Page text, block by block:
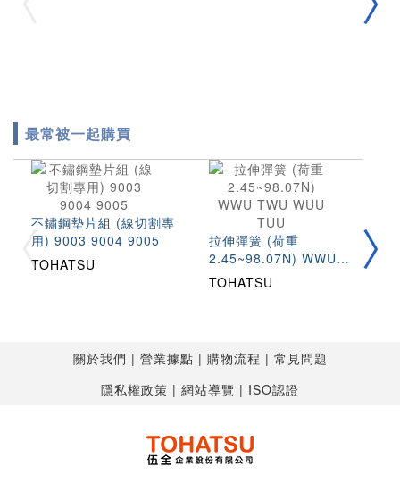
最常被一起購買
不鏽鋼墊片組 (線切割專
用) 9003 9004 9005
TOHATSU
拉伸彈簧 (荷重
2.45~98.07N) WWU
TWU WUU TUU
TOHATSU
關於我們 營業據點 購物流程
常見問題
隱私權政策
網站導覽 ISO認證